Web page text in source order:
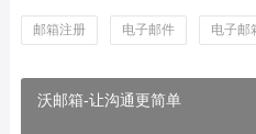
邮箱注册 电子邮件 电子邮
沃邮箱-让沟通更简单